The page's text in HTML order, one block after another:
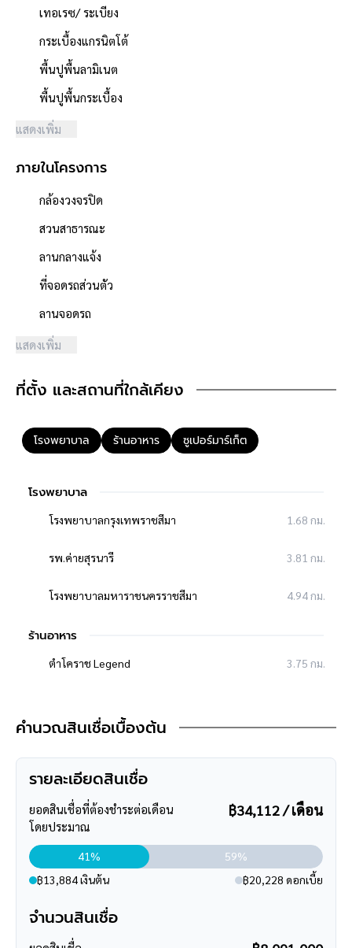
บ้านเดี่ยว (ไม่ใช่ฝั่งติดรั้วหัน
ด้านนอกโครงการ)
-เป็นโครงการใหญ่ 250ไร่
ระดับHI-END อยู่ใจกลางเมือง
ติดถนนหลัก2ด้าน
1.ถนนมิตรภาพ(ในเมือง)
รพ.กรุงเทพ
โฮมโปร,แมคโคร,ไทวัสดุ
2.ถนนสุรนารี2
(หรือป้ายสุระ2
บนทางด่วนM6
ที่วิ่งจากกรุงเทพ
แค่2ชั่วโมง/196กิโลเมตร)
-เป็นโซนชุมชนคุณภาพ
คอนโดซิตี้ลิงค์, ตลาดเมย์แฟร์
ร้านอาหารชั้นนำ, โอ้กะจู๋, 7-11
-เหมาะกับธุรกิจภาพลักษณ์ชั้นยอด, และอยู่อาศัยได้ดี เช่น
Studio,Co-working,Online
https://maps.app.goo.gl/QBBGm97GQXQEtEZ77?g_st=al
ติดต่อ M.081-913-5813
เทอเรซ/ ระเบียง
กระเบื้องแกรนิตโต้
พื้นปูพื้นลามิเนต
พื้นปูพื้นกระเบื้อง
แสดงเพิ่ม
ภายในโครงการ
กล้องวงจรปิด
สวนสาธารณะ
ลานกลางแจ้ง
ที่จอดรถส่วนตัว
ลานจอดรถ
แสดงเพิ่ม
ที่ตั้ง และสถานที่ใกล้เคียง
โรงพยาบาล ร้านอาหาร ซูเปอร์มาร์เก็ต
โรงพยาบาล
โรงพยาบาลกรุงเทพราชสีมา 1.68 กม.
รพ.ค่ายสุรนารี 3.81 กม.
โรงพยาบาลมหาราชนครราชสีมา 4.94 กม.
ร้านอาหาร
ตำโคราช Legend 3.75 กม.
แม็คโคร นครราชสีมา
โลตัส โคราช 2 8.53 กม.
คำนวณสินเชื่อเบื้องต้น
รายละเอียดสินเชื่อ
ยอดสินเชื่อที่ต้องชำระต่อเดือน
โดยประมาณ
฿34,112 / เดือน
41%
59%
฿13,884 เงินต้น
฿20,228 ดอกเบี้ย
จำนวนสินเชื่อ